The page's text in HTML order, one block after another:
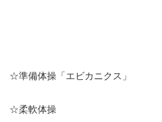
☆準備体操「エビカニクス」
☆柔軟体操